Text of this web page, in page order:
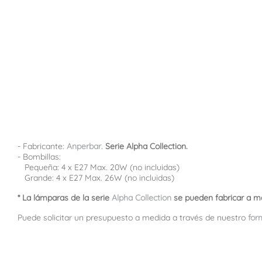
- Fabricante: Anperbar. Serie Alpha Collection.
- Bombillas:
Pequeña: 4 x E27 Max. 20W (no incluidas)
Grande: 4 x E27 Max. 26W (no incluidas)
* La lámparas de la serie Alpha Collection se pueden fabricar a
Puede solicitar un presupuesto a medida a través de nuestro